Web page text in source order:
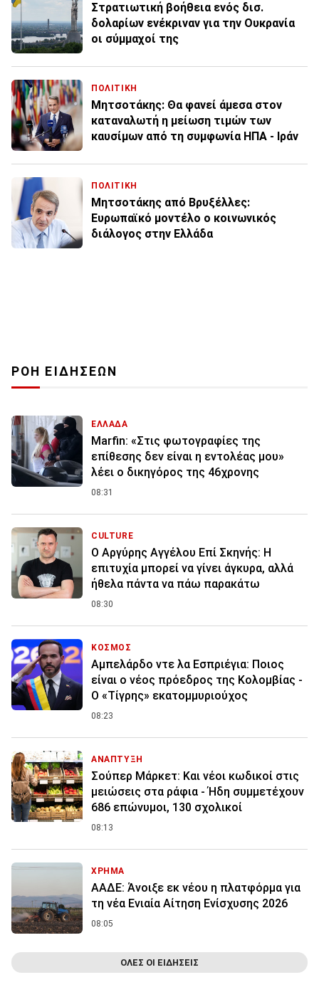
Στρατιωτική βοήθεια ενός δισ.
δολαρίων ενέκριναν για την Ουκρανία
οι σύμμαχοί της
ΠΟΛΙΤΙΚΗ
Μητσοτάκης: Θα φανεί άμεσα στον
καταναλωτή η μείωση τιμών των
καυσίμων από τη συμφωνία ΗΠΑ - Ιράν
ΠΟΛΙΤΙΚΗ
Μητσοτάκης από Βρυξέλλες:
Ευρωπαϊκό μοντέλο ο κοινωνικός
διάλογος στην Ελλάδα
ΡΟΗ ΕΙΔΗΣΕΩΝ
ΕΛΛΑΔΑ
Marfin: «Στις φωτογραφίες της
επίθεσης δεν είναι η εντολέας μου»
λέει ο δικηγόρος της 46χρονης
08:31
CULTURE
Ο Αργύρης Αγγέλου Επί Σκηνής: Η
επιτυχία μπορεί να γίνει άγκυρα, αλλά
ήθελα πάντα να πάω παρακάτω
08:30
ΚΟΣΜΟΣ
Αμπελάρδο ντε λα Εσπριέγια: Ποιος
είναι ο νέος πρόεδρος της Κολομβίας -
Ο «Τίγρης» εκατομμυριούχος
08:23
ΑΝΑΠΤΥΞΗ
Σούπερ Μάρκετ: Και νέοι κωδικοί στις
μειώσεις στα ράφια - Ήδη συμμετέχουν
686 επώνυμοι, 130 σχολικοί
08:13
ΧΡΗΜΑ
ΑΑΔΕ: Άνοιξε εκ νέου η πλατφόρμα για
τη νέα Ενιαία Αίτηση Ενίσχυσης 2026
08:05
ΟΛΕΣ ΟΙ ΕΙΔΗΣΕΙΣ